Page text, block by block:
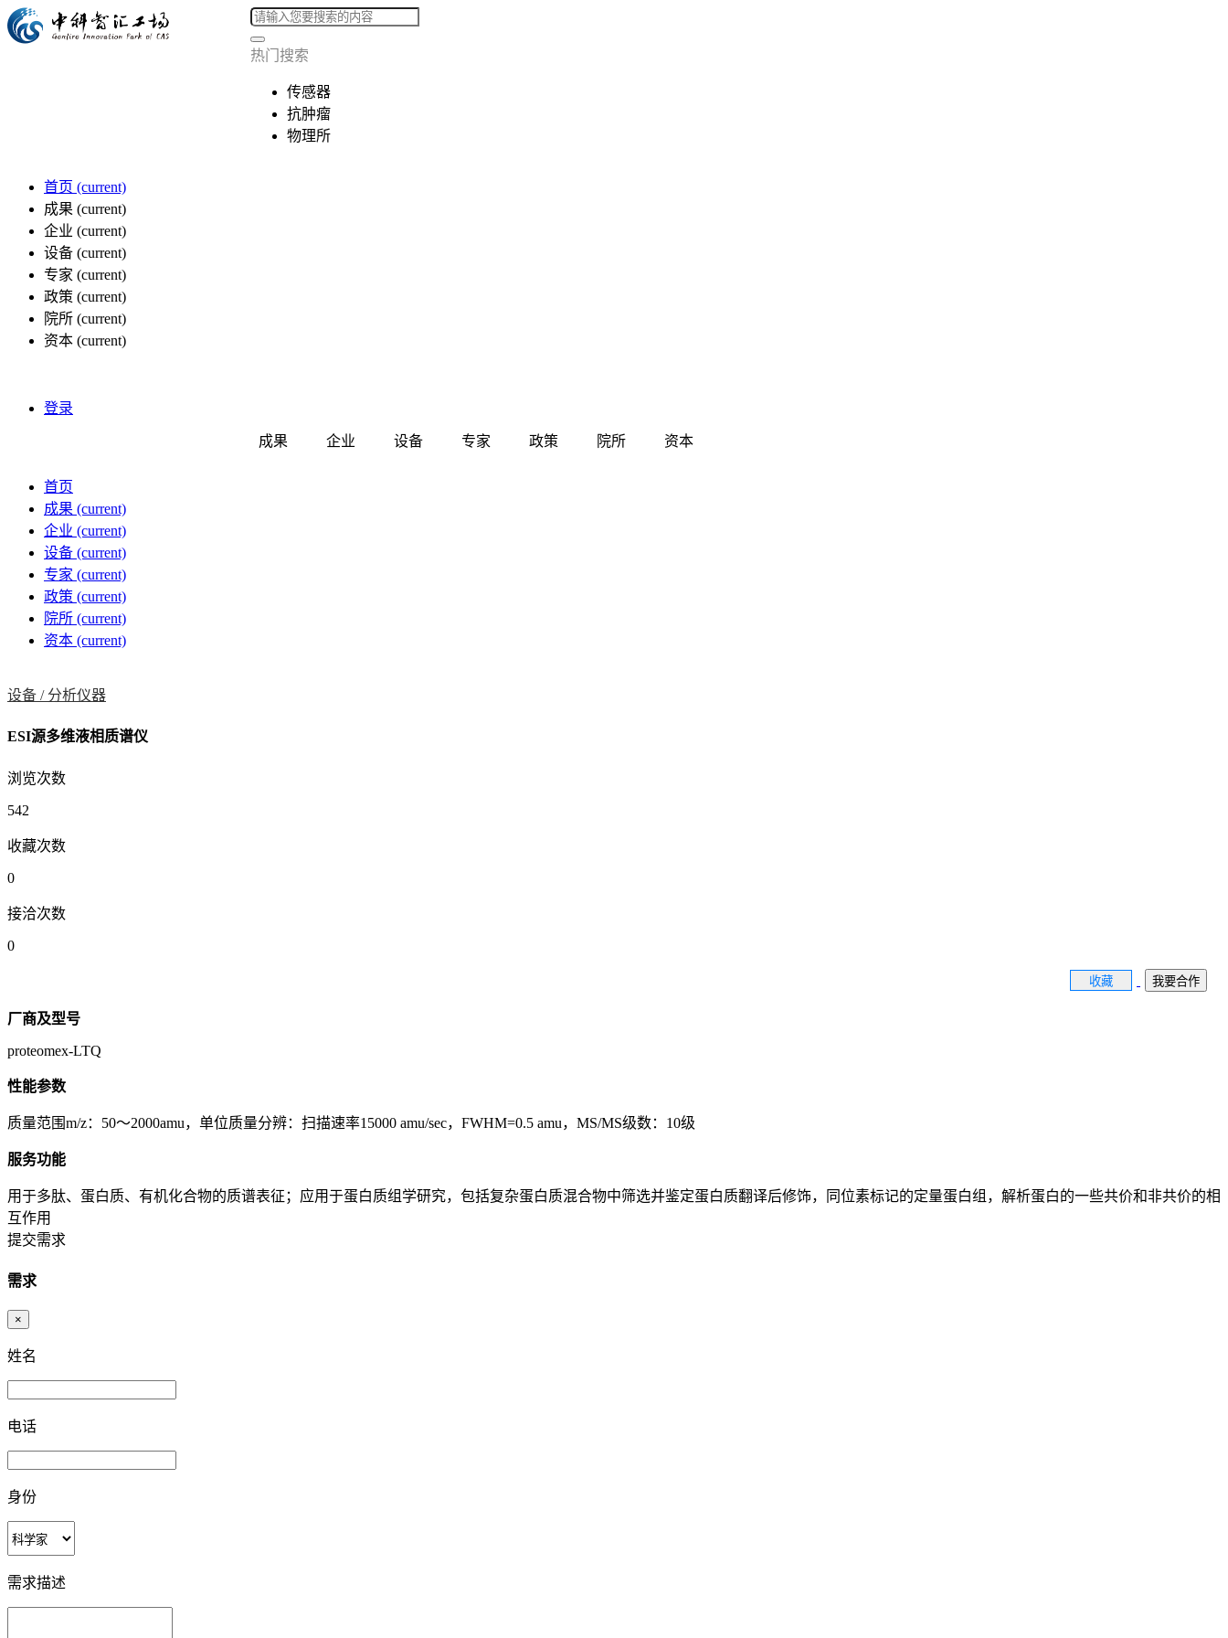
热门搜索
传感器
抗肿瘤
物理所
首页 (current)
成果 (current)
企业 (current)
设备 (current)
专家 (current)
政策 (current)
院所 (current)
资本 (current)
登录
成果 企业 设备 专家 政策 院所 资本
首页
成果 (current)
企业 (current)
设备 (current)
专家 (current)
政策 (current)
院所 (current)
资本 (current)
设备 / 分析仪器
ESI源多维液相质谱仪
浏览次数
542
收藏次数
0
接洽次数
0
收藏 我要合作
厂商及型号
proteomex-LTQ
性能参数
质量范围m/z：50～2000amu，单位质量分辨：扫描速率15000 amu/sec，FWHM=0.5 amu，MS/MS级数：10级
服务功能
用于多肽、蛋白质、有机化合物的质谱表征；应用于蛋白质组学研究，包括复杂蛋白质混合物中筛选并鉴定蛋白质翻译后修饰，同位素标记的定量蛋白组，解析蛋白的一些共价和非共价的相
互作用
提交需求
需求
×
姓名
电话
身份
需求描述